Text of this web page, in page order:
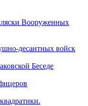
Вооруженных
десантных войск
Беседе